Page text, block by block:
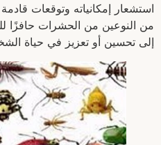
استشعار إمكانياته وتوقعات
من النوعين من الحشرات حافزًا
إلى تحسين أو تعزيز في حياة